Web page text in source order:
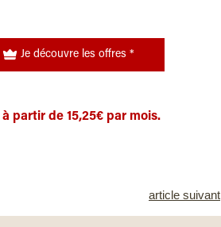
Je découvre les offres *
à partir de 15,25€ par mois.
article suivant